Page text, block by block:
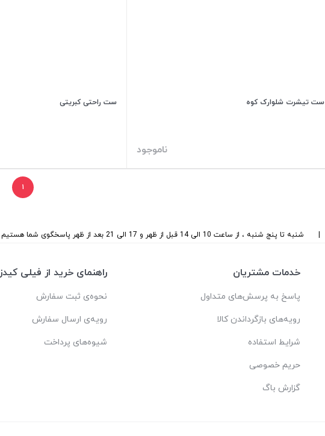
ست تیشرت شلوارک کوه
ناموجود
ست راحتی کبریتی
۱
شنبه تا پنج شنبه ، از ساعت 10 الی 14 قبل از ظهر و 17 الی 21 بعد از ظهر پاسخگوی شما هستیم
خدمات مشتریان
پاسخ به پرسش‌های متداول
رویه‌های بازگرداندن کالا
شرایط استفاده
حریم خصوصی
گزارش باگ
راهنمای خرید از فیلی کیدز
نحوه‌ی ثبت سفارش
رویه‌ی ارسال سفارش
شیوه‌های پرداخت